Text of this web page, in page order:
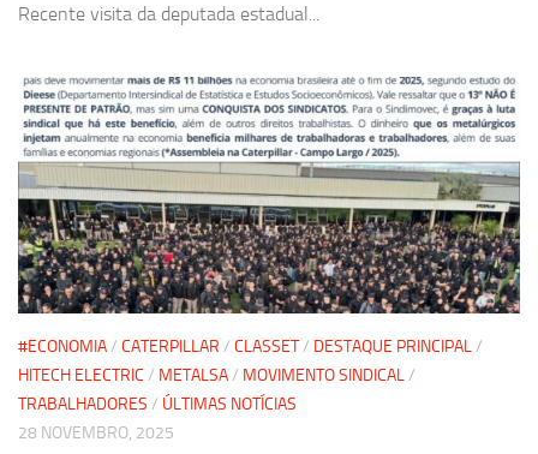
Recente visita da deputada estadual...
#ECONOMIA/ CATERPILLAR / CLASSET/ DESTAQUE PRINCIPAL/
HITECH ELECTRIC / METALSA/ MOVIMENTO SINDICAL/
TRABALHADORES / ÚLTIMAS NOTÍCIAS
28 NOVEMBRO, 2025